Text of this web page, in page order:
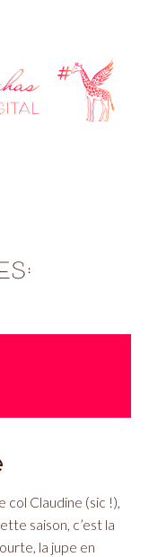
col Claudine (sic !),
saison, c’est la
la jupe en